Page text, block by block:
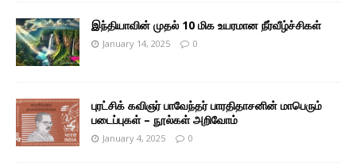
இந்தியாவின் முதல் 10 மிக உயரமான நீர்வீழ்ச்சிகள்
January 14, 2025 0
புரட்சிக் கவிஞர் பாவேந்தர் பாரதிதாசனின் மாபெரும்
படைப்புகள் – நூல்கள் அறிவோம்
January 4, 2025 0